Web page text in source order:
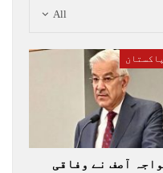
All
پاکستان
آصف نے وفاقی